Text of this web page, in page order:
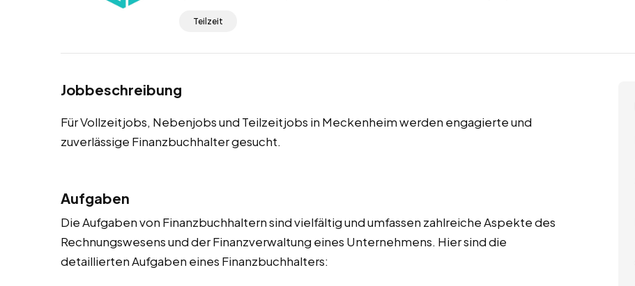
Teilzeit
Jobbeschreibung
Für Vollzeitjobs, Nebenjobs und Teilzeitjobs in Meckenheim werden engagierte und
zuverlässige Finanzbuchhalter gesucht.
Aufgaben
Die Aufgaben von Finanzbuchhaltern sind vielfältig und umfassen zahlreiche Aspekte des
Rechnungswesens und der Finanzverwaltung eines Unternehmens. Hier sind die
detaillierten Aufgaben eines Finanzbuchhalters: